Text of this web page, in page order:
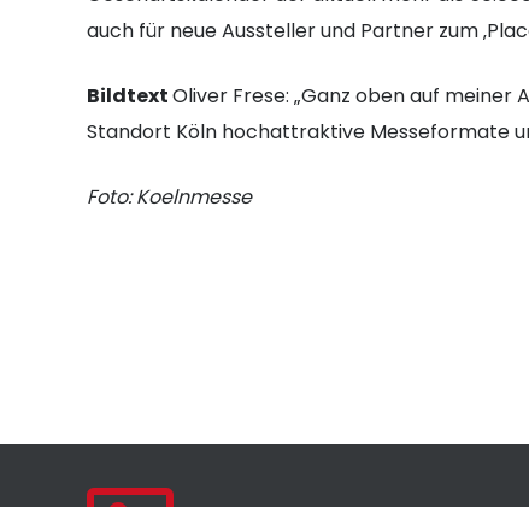
auch für neue Aussteller und Partner zum
BildtextOliver Frese: „Ganz oben auf
Standort Köln hochattraktive Messeformate
Foto: Koelnmesse